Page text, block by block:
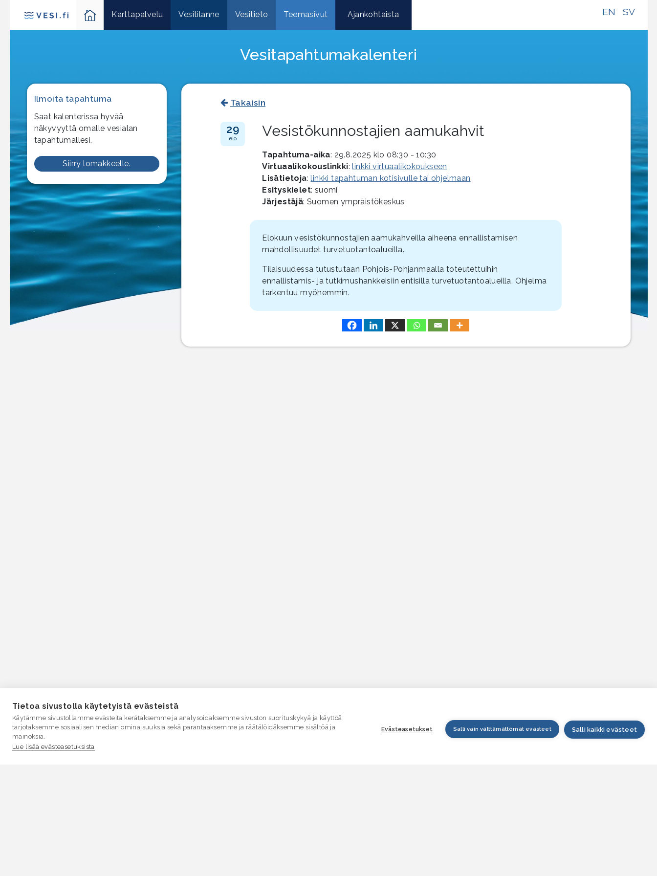
SV
EN
Karttapalvelu Vesitilanne Vesitieto Teemasivut Ajankohtaista
Vesitapahtuma­kalenteri
Ilmoita tapahtuma
Saat kalenterissa hyvää
näkyvyyttä omalle vesialan
tapahtumallesi.
Siirry lomakkeelle.
Takaisin
Vesistökunnostajien aamukahvit
29
elo
Tapahtuma-aika: 29.8.2025 klo 08:30 - 10:30
Virtuaalikokouslinkki:linkki virtuaalikokoukseen
Lisätietoja:linkki tapahtuman kotisivulle tai ohjelmaan
Esityskielet: suomi
Järjestäjä: Suomen ympräistökeskus
Elokuun vesistökunnostajien aamukahveilla aiheena ennallistamisen
mahdollisuudet turvetuotantoalueilla.
Tilaisuudessa tutustutaan Pohjois-Pohjanmaalla toteutettuihin
ennallistamis- ja tutkimushankkeisiin entisillä turvetuotantoalueilla. Ohjelma
tarkentuu myöhemmin.
Tietoa sivustolla käytetyistä evästeistä
Käytämme sivustollamme evästeitä kerätäksemme ja analysoidaksemme sivuston suorituskykyä ja käyttöä,
tarjotaksemme sosiaalisen median ominaisuuksia sekä parantaaksemme ja räätälöidäksemme sisältöä ja
mainoksia.
Lue lisää evästeasetuksista
Evästeasetukset Salli vain välttämättömät evästeet Salli kaikki evästeet